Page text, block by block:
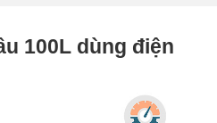
100L dùng điện